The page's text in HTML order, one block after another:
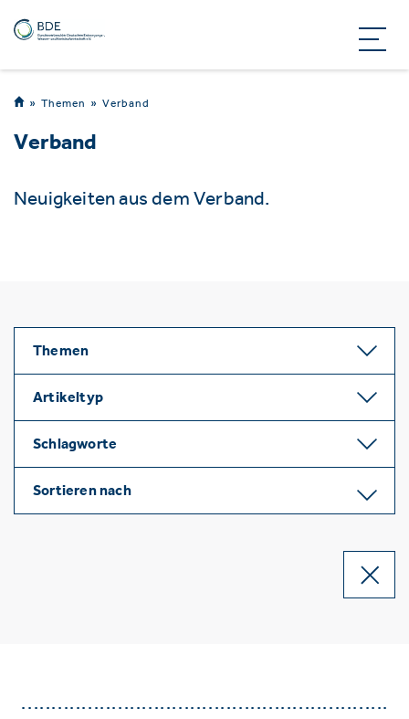
Themen Verband
Verband
Neuigkeiten aus dem Verband.
Themen
Artikeltyp
Schlagworte
Sortieren nach